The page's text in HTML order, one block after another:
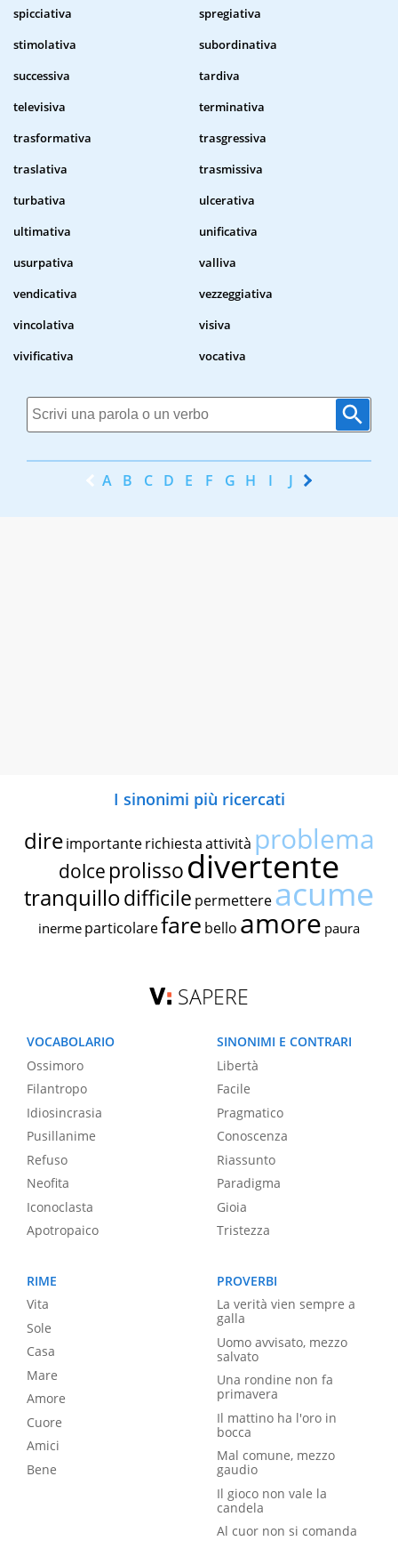
spicciativa
spregiativa
stimolativa
subordinativa
successiva
tardiva
televisiva
terminativa
trasformativa
trasgressiva
traslativa
trasmissiva
turbativa
ulcerativa
ultimativa
unificativa
usurpativa
valliva
vendicativa
vezzeggiativa
vincolativa
visiva
vivificativa
vocativa
A B C D E F G H I J K
I sinonimi più ricercati
dire importante richiestaattività problema
dolce prolissodivertente
tranquillodifficile permettereacume
inerme particolarefare bello amore paura
SAPERE
VOCABOLARIO
Ossimoro
Filantropo
Idiosincrasia
Pusillanime
Refuso
Neofita
Iconoclasta
Apotropaico
SINONIMI E CONTRARI
Libertà
Facile
Pragmatico
Conoscenza
Riassunto
Paradigma
Gioia
Tristezza
RIME
Vita
Sole
Casa
Mare
Amore
Cuore
Amici
Bene
PROVERBI
La verità vien sempre a
galla
Uomo avvisato, mezzo
salvato
Una rondine non fa
primavera
Il mattino ha l'oro in
bocca
Mal comune, mezzo
gaudio
Il gioco non vale la
candela
Al cuor non si comanda